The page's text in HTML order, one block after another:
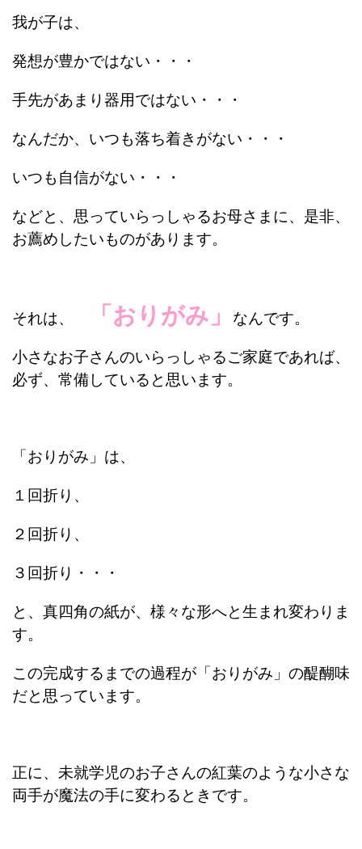
我が子は、
発想が豊かではない・・・
手先があまり器用ではない・・・
なんだか、いつも落ち着きがない・・・
いつも自信がない・・・
などと、思っていらっしゃるお母さまに、是非、
お薦めしたいものがあります。
それは、 「おりがみ」 なんです。
小さなお子さんのいらっしゃるご家庭であれば、
必ず、常備していると思います。
「おりがみ」は、
１回折り、
２回折り、
３回折り・・・
と、真四角の紙が、様々な形へと生まれ変わりま
す。
この完成するまでの過程が「おりがみ」の醍醐味
だと思っています。
正に、未就学児のお子さんの紅葉のような小さな
両手が魔法の手に変わるときです。